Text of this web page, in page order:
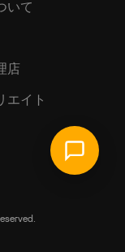
いて
店
エイト